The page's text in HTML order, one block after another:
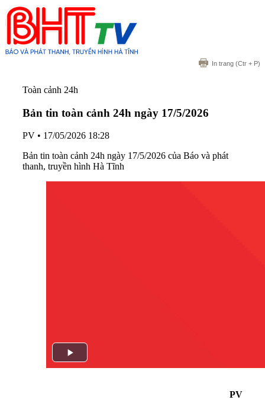
In trang (Ctr + P)
Toàn cảnh 24h
Bản tin toàn cảnh 24h ngày 17/5/2026
PV • 17/05/2026 18:28
Bản tin toàn cảnh 24h ngày 17/5/2026 của Báo và phát
thanh, truyền hình Hà Tĩnh
PV